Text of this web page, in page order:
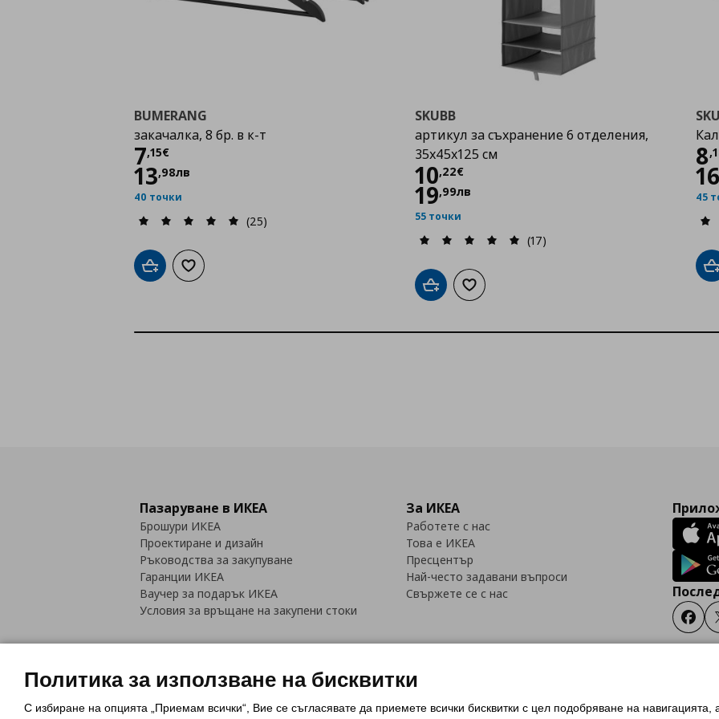
BUMERANG
закачалка, 8 бр. в к-т
7,15€
Цена
13,98лв
40 точки
(25)
Добави в кошницата
Добави към списъка с любими
SKUBB
артикул за съхранение 6 отделения,
35x45x125 см
10,22€
Цена
19,99лв
55 точки
(17)
Добави в кошницата
Добави към списъка с любими
8,
45
Пазаруване в ИКЕА
Брошури ИКЕА
Проектиране и дизайн
Ръководства за закупуване
Гаранции ИКЕА
Ваучер за подарък ИКЕА
Условия за връщане на закупени стоки
За ИКЕА
Работете с нас
Това е ИКЕА
Пресцентър
Най-често задавани въпроси
Свържете се с нас
Политика за използване на бисквитки (Cookies)Избор на настройки за използване на бисквиткиУсловия за
Политика за използване на бисквитки
С избиране на опцията „Приемам всички“, Вие се съгласявате да приемете всички бисквитки с цел подобряване на